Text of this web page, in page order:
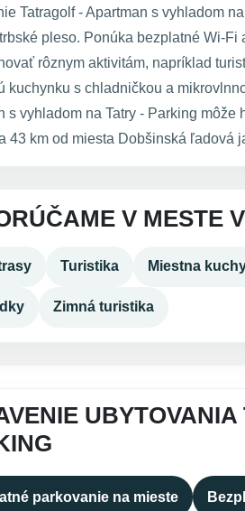
Tatragolf - Apartman s vyhladom
pleso. Ponúka bezplatné Wi-
rôznym aktivitám, napríklad
kuchynku s chladničkou a
s vyhladom na Tatry - Parking
43 km od miesta Dobšinská ľadová
V MESTE
Turistika Miestna
Zimná turistika
parkovanie na mieste